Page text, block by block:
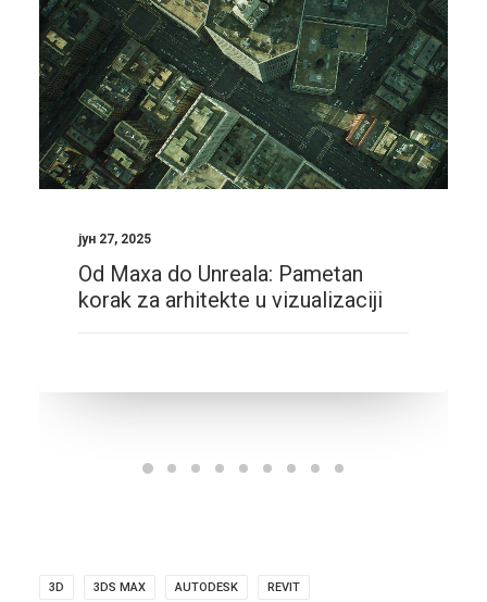
јун 27, 2025
Od Maxa do Unreala: Pametan
korak za arhitekte u vizualizaciji
3D 3DS MAX AUTODESK REVIT